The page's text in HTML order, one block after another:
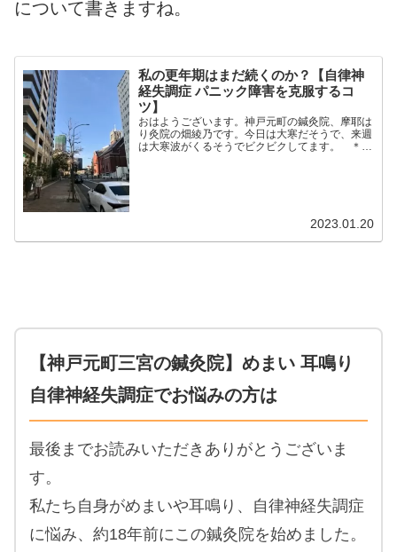
について書きますね。
私の更年期はまだ続くのか？【自律神
経失調症 パニック障害を克服するコ
ツ】
おはようございます。神戸元町の鍼灸院、摩耶は
り灸院の畑綾乃です。今日は大寒だそうで、来週
は大寒波がくるそうでビクビクしてます。 ＊＊
2023.01.20
【神戸元町三宮の鍼灸院】めまい 耳鳴り
自律神経失調症でお悩みの方は
最後までお読みいただきありがとうございま
す。
私たち自身がめまいや耳鳴り、自律神経失調症
に悩み、約18年前にこの鍼灸院を始めました。